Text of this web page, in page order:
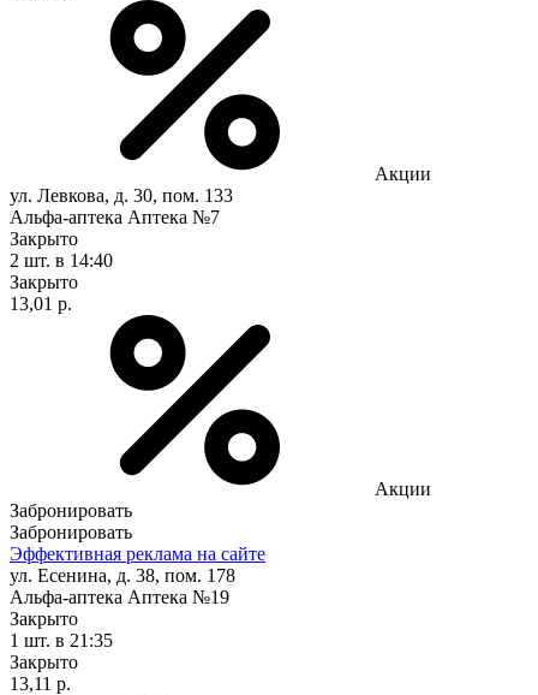
Акции
ул. Левкова, д. 30, пом. 133
Альфа-аптека Аптека №7
Закрыто
2 шт. в 14:40
Закрыто
13,01 р.
Акции
Забронировать
Забронировать
Эффективная реклама на сайте
ул. Есенина, д. 38, пом. 178
Альфа-аптека Аптека №19
Закрыто
1 шт. в 21:35
Закрыто
13,11 р.